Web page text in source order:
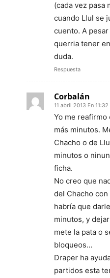
(cada vez pasa
cuando Llul se
cuento. A
querria tener
duda.
Respuesta
Corbalán
11 abril 2013 En 11:32
Yo me
más minutos.
Chacho o de
minutos o
ficha.
No creo que
del Chacho
habría que
minutos, y
mete la pata o
bloqueos…
Draper ha
partidos esta